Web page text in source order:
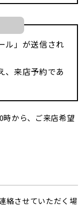
ル」が送信され
、来店予約であ
から、ご来店希望
絡させていただく場